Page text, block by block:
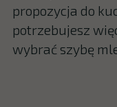
propozycja do
potrzebujesz
wybrać szybę